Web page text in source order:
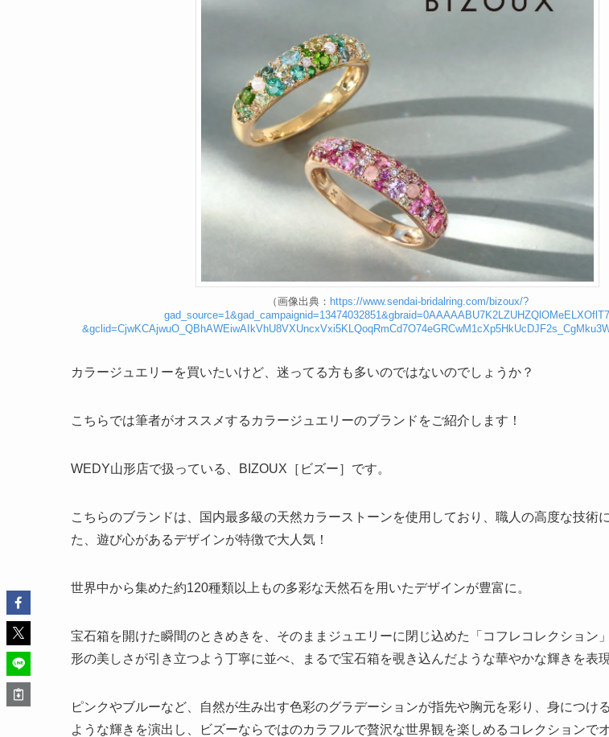
（画像出典： https://www.sendai-bridalring.com/bizoux/?
カラージュエリーを買いたいけど、迷ってる方も多いのではないのでしょうか？
こちらでは筆者がオススメするカラージュエリーのブランドをご紹介します！
WEDY山形店で扱っている、BIZOUX［ビズー］です。
こちらのブランドは、国内最多級の天然カラーストーンを使用しており、職人の高度な技術
た、遊び心があるデザインが特徴で大人気！
世界中から集めた約120種類以上もの多彩な天然石を用いたデザインが豊富に。
宝石箱を開けた瞬間のときめきを、そのままジュエリーに閉じ込めた「コフレコレクション
形の美しさが引き立つよう丁寧に並べ、まるで宝石箱を覗き込んだような華やかな輝きを表
ピンクやブルーなど、自然が生み出す色彩のグラデーションが指先や胸元を彩り、身につけ
ような輝きを演出し、ビズーならではのカラフルで贅沢な世界観を楽しめるコレクションで